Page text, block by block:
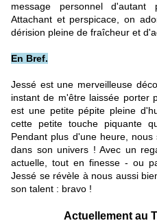
message personnel
Attachant et perspicace, on
dérision pleine de fraîcheur et
En Bref.
Jessé est une merveilleuse
instant de m'être laissée porter
est une petite pépite pleine
cette petite touche piquante
Pendant plus d'une heure,
dans son univers ! Avec un
actuelle, tout en finesse - ou
Jessé se révèle à nous aussi
son talent : bravo !
Actuellement au